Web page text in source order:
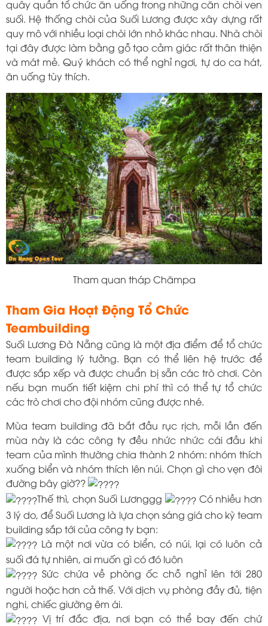
quây quần tổ chức ăn uống trong những căn chòi ven
suối. Hệ thống chòi của Suối Lương được xây dựng rất
quy mô với nhiều loại chòi lớn nhỏ khác nhau. Nhà chòi
tại đây được làm bằng gỗ tạo cảm giác rất thân thiện
và mát mẻ. Quý khách có thể nghỉ ngơi, tự do ca hát,
ăn uống tùy thích.
Tham quan tháp Chămpa
Tham Gia Hoạt Động Tổ Chức
Teambuilding
Suối Lương Đà Nẵng cũng là một địa điểm để tổ chức
team building lý tưởng. Bạn có thể liên hệ trước để
được sắp xếp và được chuẩn bị sẵn các trò chơi. Còn
nếu bạn muốn tiết kiệm chi phí thì có thể tự tổ chức
các trò chơi cho đội nhóm cũng được nhé.
Mùa team building đã bắt đầu rục rịch, mỗi lần đến
mùa này là các công ty đều nhức nhức cái đầu khi
team của mình thường chia thành 2 nhóm: nhóm thích
xuống biển và nhóm thích lên núi. Chọn gì cho vẹn đôi
đường bây giờ??
Thế thì, chọn Suối Lươnggg
Có nhiều hơn
3 lý do, để Suối Lương là lựa chọn sáng giá cho kỳ team
building sắp tới của công ty bạn:
Là một nơi vừa có biển, có núi, lại có luôn cả
suối đá tự nhiên, ai muốn gì có đó luôn
Sức chứa về phòng ốc chỗ nghỉ lên tới 280
người hoặc hơn cả thế. Với dịch vụ phòng đầy đủ, tiện
nghi, chiếc giường êm ái.
Vị trí đắc địa, nơi bạn có thể bay đến chứ